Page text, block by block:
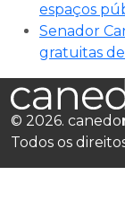
espaços
Senador
gratuitas
© 2026. canedo
Todos os